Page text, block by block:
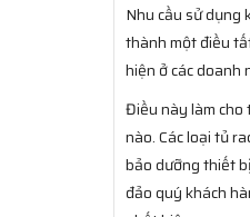
Nhu cầu sử dụng
thành một điều
hiện ở các doanh
Điều này làm cho
nào. Các loại tủ
bảo dưỡng thiết
đảo quý khách